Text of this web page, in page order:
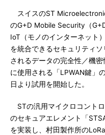
スイスのST
のG+D Mobile Security（
IoT（モノのインターネット
を統合できるセキュリティ
されるデータの完全性／機
に使用される「LPWAN鍵」
日より試用を開始した。
STの汎用マイクロコント
のセキュアエレメント「
を実装し、村田製作所の